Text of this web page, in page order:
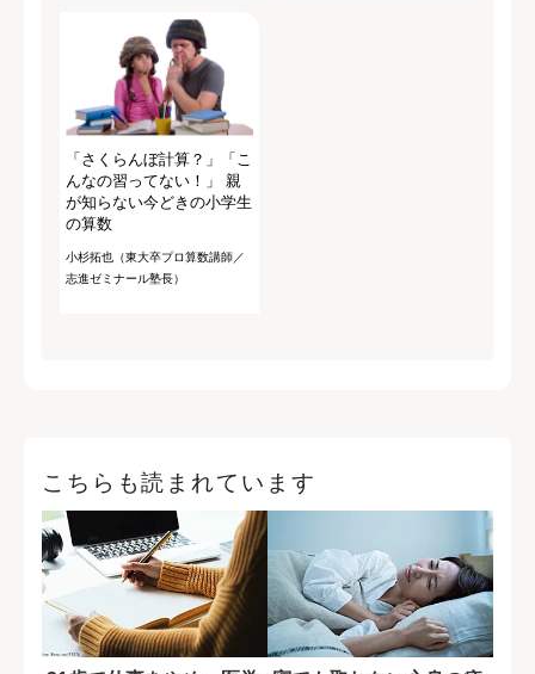
「さくらんぼ計算？」「こ
んなの習ってない！」 親
が知らない今どきの小学生
の算数
小杉拓也（東大卒プロ算数講師／
志進ゼミナール塾長）
こちらも読まれています